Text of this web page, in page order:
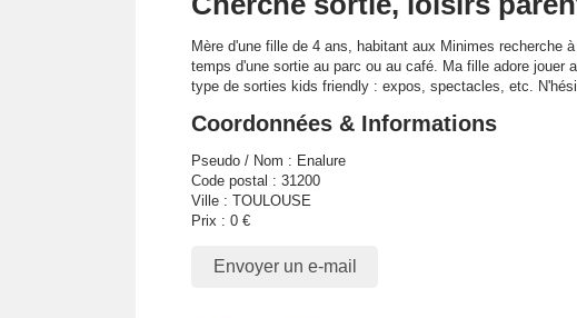
Mère d'une fille de 4 ans, habitant aux Minimes recherche
temps d'une sortie au parc ou au café. Ma fille adore jouer
type de sorties kids friendly : expos, spectacles, etc.
Coordonnées & Informations
Pseudo / Nom : Enalure
Code postal : 31200
Ville : TOULOUSE
Prix : 0 €
Envoyer un e-mail